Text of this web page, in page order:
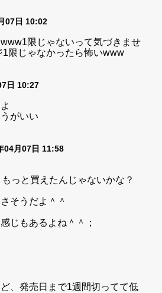
07日 10:02
限じゃないって気づきませ
1限じゃなかったら怖いwww
日 10:27
がいい
04月07日 11:58
っと買えたんじゃないかな？
そうだよ＾＾
じもあるよね＾＾；
、発売日まで1週間切ってて低